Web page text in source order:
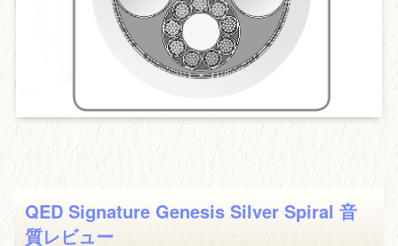
QED Signature Genesis Silver Spiral 音
質レビュー